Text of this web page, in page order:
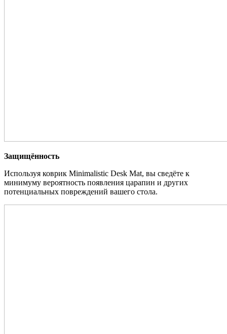
Защищённость
Используя коврик Minimalistic Desk Mat, вы сведёте к
минимуму вероятность появления царапин и других
потенциальных повреждений вашего стола.